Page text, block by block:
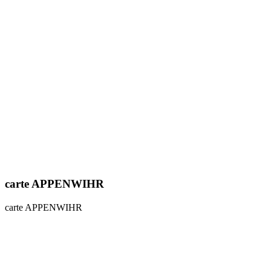
carte APPENWIHR
carte APPENWIHR